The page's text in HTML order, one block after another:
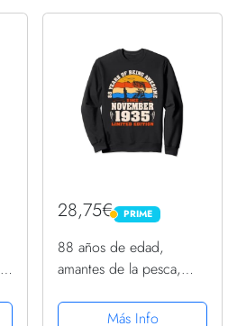
28,75€ PRIME
PRIME
88 años de edad,
amantes de la pesca,
de 1935, 88Más Info